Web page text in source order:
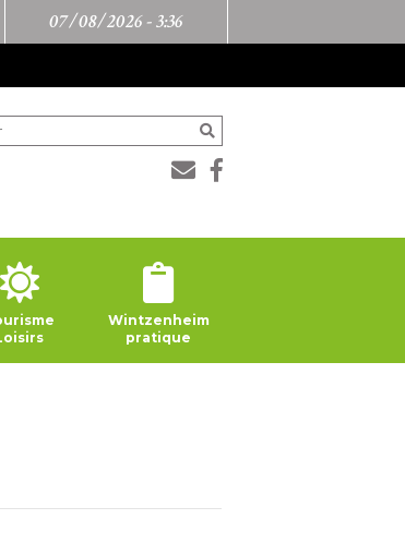
07/08/2026 -3:36
Wintzenheim
pratique